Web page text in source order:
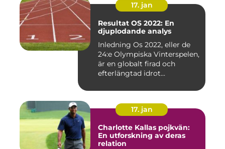
17. jan
Resultat OS 2022: En
djuplodande analys
Inledning Os 2022, eller de
24:e Olympiska Vinterspelen,
är en globalt firad och
efterlängtad idrot...
17. jan
Charlotte Kallas pojkvän:
En utforskning av deras
relation